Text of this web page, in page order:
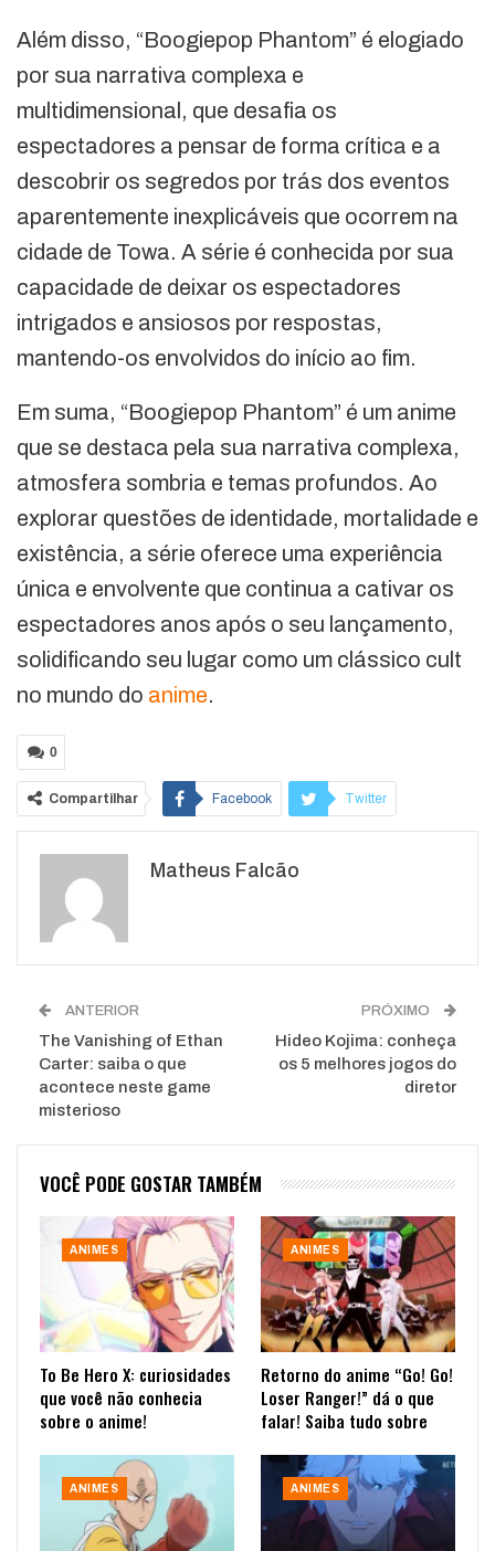
Além disso, “Boogiepop Phantom” é elogiado
por sua narrativa complexa e
multidimensional, que desafia os
espectadores a pensar de forma crítica e a
descobrir os segredos por trás dos eventos
aparentemente inexplicáveis que ocorrem na
cidade de Towa. A série é conhecida por sua
capacidade de deixar os espectadores
intrigados e ansiosos por respostas,
mantendo-os envolvidos do início ao fim.
Em suma, “Boogiepop Phantom” é um anime
que se destaca pela sua narrativa complexa,
atmosfera sombria e temas profundos. Ao
explorar questões de identidade, mortalidade e
existência, a série oferece uma experiência
única e envolvente que continua a cativar os
espectadores anos após o seu lançamento,
solidificando seu lugar como um clássico cult
no mundo do anime.
0
Compartilhar Facebook Twitter
WhatsApp
Matheus Falcão
ANTERIOR
The Vanishing of Ethan
Carter: saiba o que
acontece neste game
misterioso
PRÓXIMO
Hideo Kojima: conheça
os 5 melhores jogos do
diretor
VOCÊ PODE GOSTAR TAMBÉM
ANIMES
To Be Hero X: curiosidades
que você não conhecia
sobre o anime!
ANIMES
Retorno do anime “Go! Go!
Loser Ranger!” dá o que
falar! Saiba tudo sobre
ANIMES ANIMES